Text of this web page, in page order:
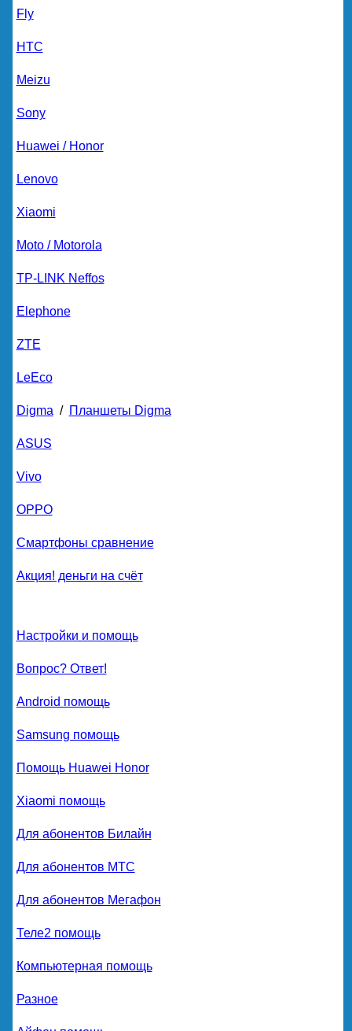
Fly
HTC
Meizu
Sony
Huawei / Honor
Lenovo
Xiaomi
Moto / Motorola
TP-LINK Neffos
Elephone
ZTE
LeEco
Digma/ Планшеты Digma
ASUS
Vivo
OPPO
Смартфоны сравнение
Акция! деньги на счёт
Настройки и помощь
Вопрос? Ответ!
Android помощь
Samsung помощь
Помощь Huawei Honor
Xiaomi помощь
Для абонентов Билайн
Для абонентов МТС
Для абонентов Мегафон
Теле2 помощь
Компьютерная помощь
Разное